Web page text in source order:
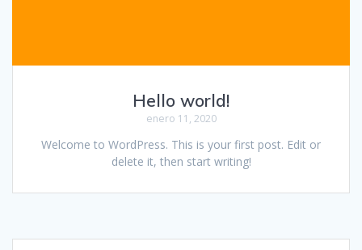
Hello world!
enero 11, 2020
Welcome to WordPress. This is your first post. Edit or
delete it, then start writing!